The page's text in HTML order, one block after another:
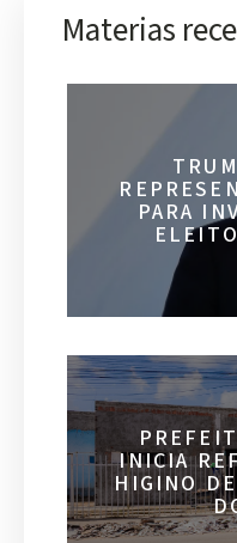
Materias
PARA
INICIA
HIGINO